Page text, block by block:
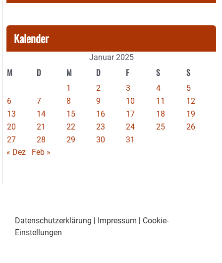
Kalender
Januar 2025
M D M D F S S
1 2 3 4
5
6
7 8 9 10 11
12
13
14 15 16 17 18
19
20
21 22 23 24 25
26
27
28 29 30
31
« Dez
Feb »
Datenschutzerklärung Impressum
Cookie-
Einstellungen